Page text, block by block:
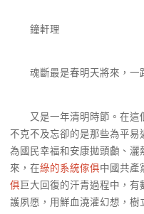
鐘軒理
魂斷最是春明天將來，一
又是一年清明時節。在這
不克不及忘卻的是那些為平易
為國民幸福和安康拋頭顱、
來，在綠的系統傢俱中國共產
俱巨大回復的汗青過程中，
護夙愿，用鮮血澆灌幻想，樹